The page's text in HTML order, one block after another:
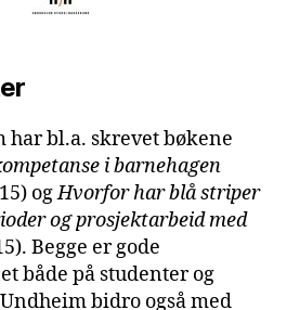
bl.a. skrevet bøkene
i barnehagen
ogHvorfor har blå striper
og prosjektarbeid med
Begge er gode
både på studenter og
bidro også med